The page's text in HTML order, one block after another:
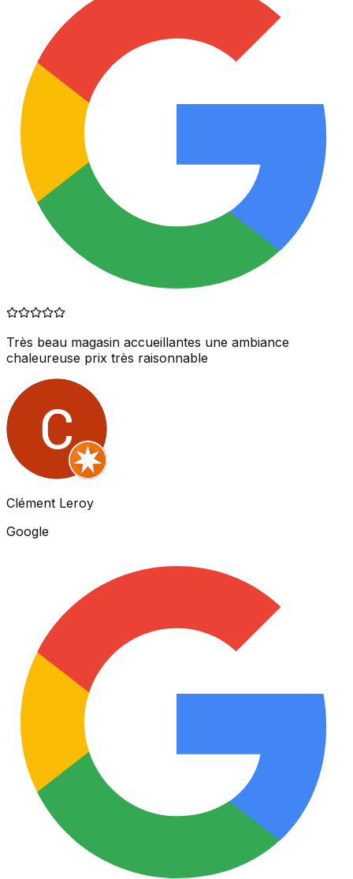
Très beau magasin accueillantes une ambiance
chaleureuse prix très raisonnable
Clément Leroy
Google